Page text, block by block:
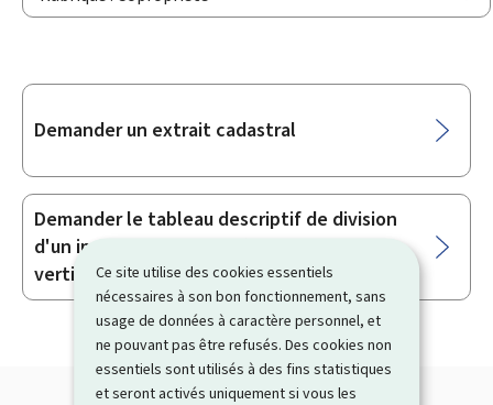
Ce site utilise des cookies essentiels
nécessaires à son bon fonctionnement, sans
usage de données à caractère personnel, et
ne pouvant pas être refusés. Des cookies non
essentiels sont utilisés à des fins statistiques
et seront activés uniquement si vous les
Sous-
Demander un extrait cadastral
Demander le tableau descriptif de division
d'un immeuble collectif ("cadastre
vertical")